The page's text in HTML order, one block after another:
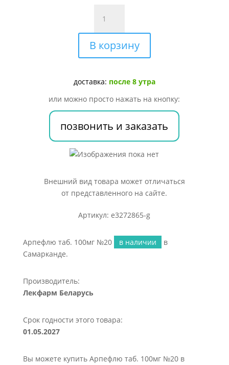
товара
Арпефлю
таб.
100мг
В корзину
доставка: после 8 утра
или можно просто нажать на кнопку:
позвонить и заказать
Внешний вид товара может отличаться
от представленного на сайте.
Артикул: e3272865-g
Арпефлю таб. 100мг №20 в наличии
в
Самарканде.
Производитель:
Лекфарм Беларусь
Срок годности этого товара:
01.05.2027
Вы можете купить Арпефлю таб. 100мг №20 в